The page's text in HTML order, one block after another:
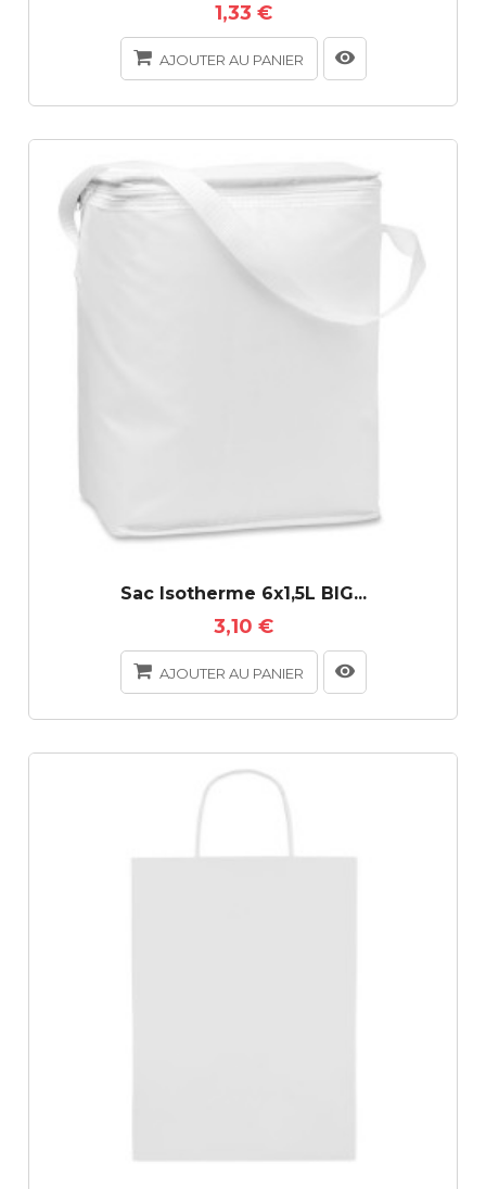
1,33 €
AJOUTER AU PANIER
Sac Isotherme 6x1,5L BIG...
3,10 €
AJOUTER AU PANIER